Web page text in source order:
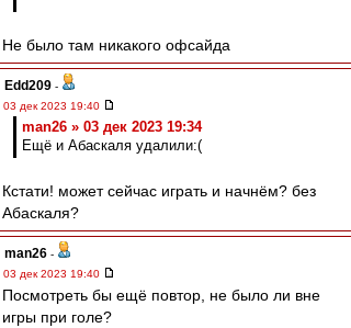
Не было там никакого офсайда
Edd209 -
03 дек 2023 19:40
man26 » 03 дек 2023 19:34
Ещё и Абаскаля удалили:(
Кстати! может сейчас играть и начнём? без
Абаскаля?
man26 -
03 дек 2023 19:40
Посмотреть бы ещё повтор, не было ли вне
игры при голе?